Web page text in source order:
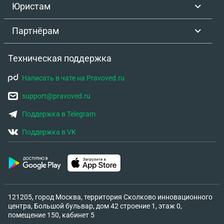
Юристам
Партнёрам
Техническая поддержка
Написать в чате на Pravoved.ru
support@pravoved.ru
Поддержка в Telegram
Поддержка в VK
121205, город Москва, территория Сколково инновационного
центра, Большой бульвар, дом 42 строение 1, этаж 0,
помещение 150, кабинет 5